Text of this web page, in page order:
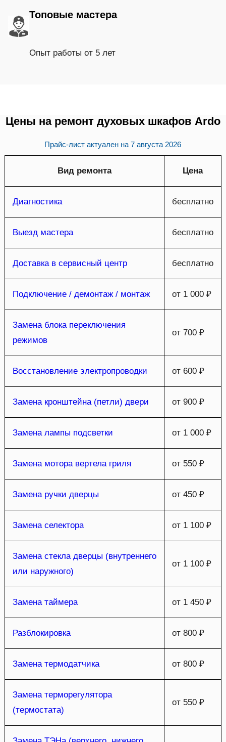
Топовые мастера
Опыт работы от 5 лет
Цены на ремонт духовых шкафов Ardo
Прайс-лист актуален на7 августа 2026
Вид ремонта Цена
Диагностика бесплатно
Выезд мастера бесплатно
Доставка в сервисный центр бесплатно
Подключение / демонтаж / монтаж от 1 000 ₽
Замена блока переключения
режимов
от 700 ₽
Восстановление электропроводки от 600 ₽
Замена кронштейна (петли) двери от 900 ₽
Замена лампы подсветки от 1 000 ₽
Замена мотора вертела гриля от 550 ₽
Замена ручки дверцы от 450 ₽
Замена селектора от 1 100 ₽
Замена стекла дверцы (внутреннего
или наружного)
от 1 100 ₽
Замена таймера от 1 450 ₽
Разблокировка от 800 ₽
Замена термодатчика от 800 ₽
Замена терморегулятора
(термостата)
от 550 ₽